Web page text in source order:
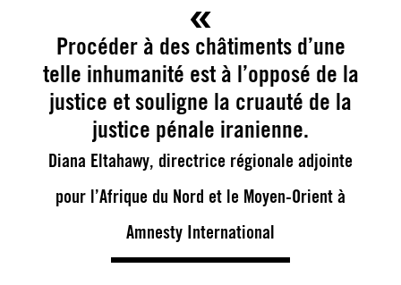
Procéder à des châtiments d’une
telle inhumanité est à l’opposé de la
justice et souligne la cruauté de la
justice pénale iranienne.
Diana Eltahawy, directrice régionale adjointe
pour l’Afrique du Nord et le Moyen-Orient à
Amnesty International